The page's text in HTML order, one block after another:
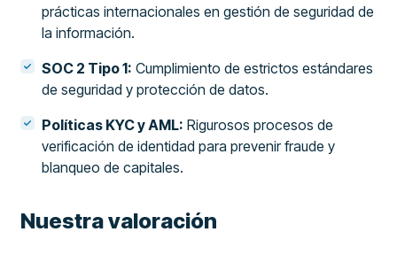
prácticas internacionales en gestión de seguridad de
la información.
SOC 2 Tipo 1: Cumplimiento de estrictos estándares
de seguridad y protección de datos.
Políticas KYC y AML: Rigurosos procesos de
verificación de identidad para prevenir fraude y
blanqueo de capitales.
Nuestra valoración